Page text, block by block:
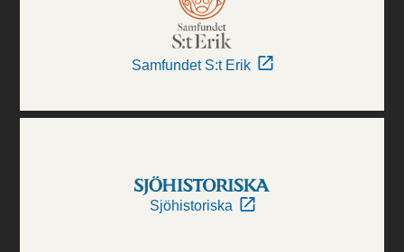
Samfundet S:t Erik
Sjöhistoriska